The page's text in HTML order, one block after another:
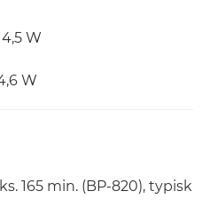
W
W
165 min. (BP-820), typisk